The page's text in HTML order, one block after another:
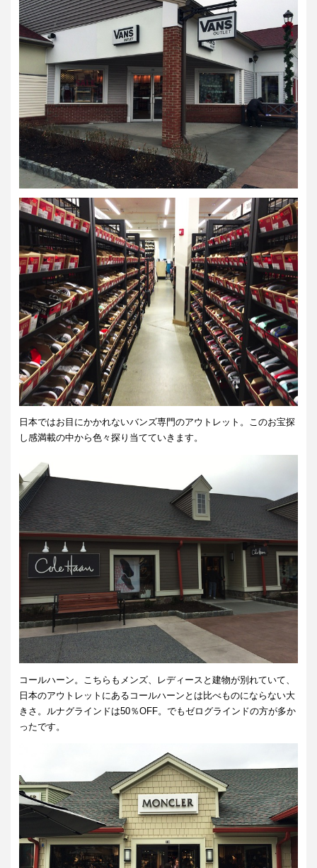
日本ではお目にかかれないバンズ専門のアウトレット。このお宝探
し感満載の中から色々探り当てていきます。
コールハーン。こちらもメンズ、レディースと建物が別れていて、
日本のアウトレットにあるコールハーンとは比べものにならない大
きさ。ルナグラインドは50％OFF。でもゼログラインドの方が多か
ったです。